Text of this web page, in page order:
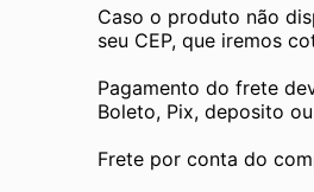
Caso o produto não
seu CEP, que iremos
Pagamento do frete
Boleto, Pix, deposito
Frete por conta do